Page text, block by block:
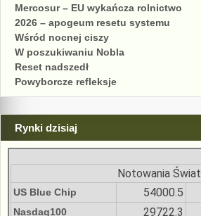
Mercosur – EU wykańcza rolnictwo
2026 – apogeum resetu systemu
Wśród nocnej ciszy
W poszukiwaniu Nobla
Reset nadszedł
Powyborcze refleksje
Rynki dzisiaj
Notowania Świat
US Blue Chip 54000.5
Nasdaq100 29722.3